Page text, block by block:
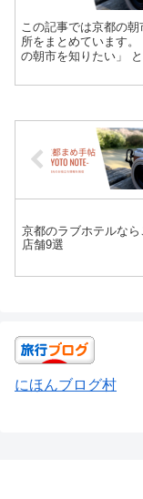
この記事では京都の
所をまとめています。 「京都でマルシェを探している」 「定期開催
の朝市を知りたい」 という方におすすめです。以下の12ヵ所につい
京都のラブホテルな
店舗9選
にほんブログ村